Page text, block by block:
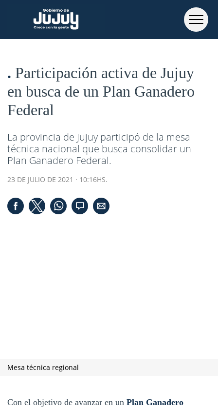
Participación activa de Jujuy
en busca de un Plan Ganadero
Federal
La provincia de Jujuy participó de la mesa
técnica nacional que busca consolidar un
Plan Ganadero Federal.
23 DE JULIO DE 2021 · 10:16HS.
Mesa técnica regional
Con el objetivo de avanzar en un Plan Ganadero